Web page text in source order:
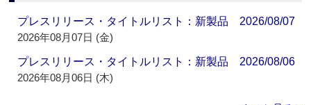
プレスリリース・タイトルリスト：新製品 2026/08/07
2026年08月07日 (金)
プレスリリース・タイトルリスト：新製品 2026/08/06
2026年08月06日 (木)